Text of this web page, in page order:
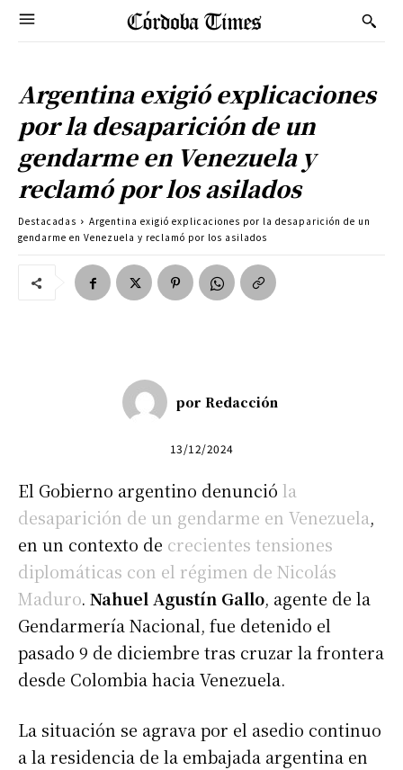
Argentina exigió explicaciones
por la desaparición de un
gendarme en Venezuela y
reclamó por los asilados
Destacadas
Argentina exigió explicaciones por la desaparición de un
gendarme en Venezuela y reclamó por los asilados
por Redacción
13/12/2024
El Gobierno argentino denunció la
desaparición de un gendarme en Venezuela,
en un contexto de crecientes tensiones
diplomáticas con el régimen de Nicolás
Maduro. Nahuel Agustín Gallo, agente de la
Gendarmería Nacional, fue detenido el
pasado 9 de diciembre tras cruzar la frontera
desde Colombia hacia Venezuela.
La situación se agrava por el asedio continuo
a la residencia de la embajada argentina en